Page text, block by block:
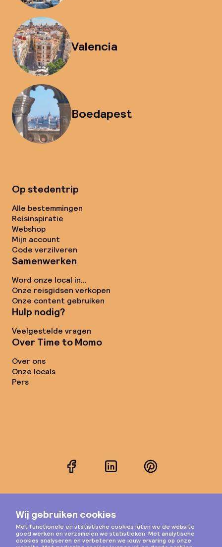
Valencia
Boedapest
Op stedentrip
Alle bestemmingen
Reisinspiratie
Webshop
Mijn account
Code verzilveren
Samenwerken
Word onze local in...
Onze reisgidsen verkopen
Onze content gebruiken
Hulp nodig?
Veelgestelde vragen
Over Time to Momo
Over ons
Onze locals
Pers
FacebookLinkedInPinterest
Instagram